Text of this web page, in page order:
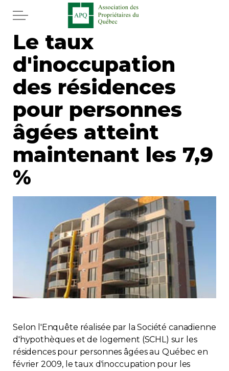
Aller au contenu principal
Accueil
Services
Journal
Juridique
Mot de l'éditeur
Immobilier
Réglementation
Copropriété
Environnement
Rabais APQ
Le taux
d'inoccupation
des résidences
pour personnes
âgées atteint
maintenant les 7,9
%
Selon l'Enquête réalisée par la Société canadienne
d'hypothèques et de logement (SCHL) sur les
résidences pour personnes âgées au Québec en
février 2009, le taux d'inoccupation pour les